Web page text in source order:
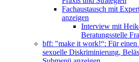
Fachaustausch mit
anzeigen
Interview mit
Beratungsstelle
bff: "make it work!“: Für einen
sexuelle Diskriminierung,